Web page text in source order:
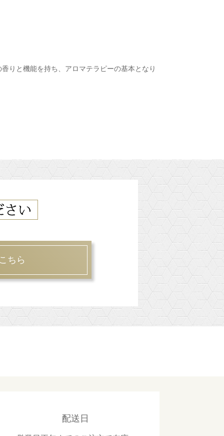
りと機能を持ち、アロマテラピーの基本となり
ちら
配送日